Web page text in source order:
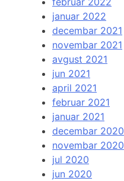
januar 2022
decembar 2021
novembar 2021
avgust 2021
jun 2021
april 2021
februar 2021
januar 2021
decembar 2020
novembar 2020
jul 2020
jun 2020